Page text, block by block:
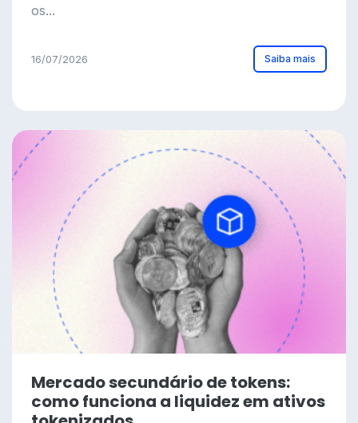
os...
16/07/2026 Saiba mais
Mercado secundário de tokens:
como funciona a liquidez em ativos